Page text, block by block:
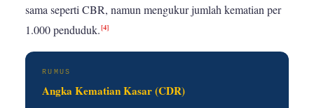
sama seperti CBR, namun mengukur jumlah kematian per
1.000 penduduk.[4]
RUMUS
Angka Kematian Kasar (CDR)